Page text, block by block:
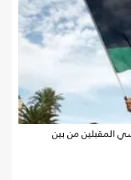
المقبلين من بين